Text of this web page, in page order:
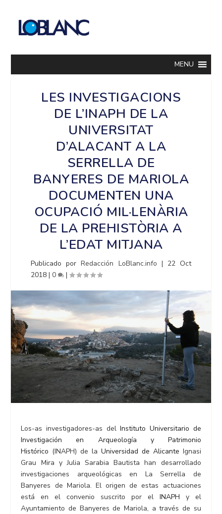
MENU
LES INVESTIGACIONS
DE L’INAPH DE LA
UNIVERSITAT
D’ALACANT A LA
SERRELLA DE
BANYERES DE MARIOLA
DOCUMENTEN UNA
OCUPACIÓ MIL·LENÀRIA
DE LA PREHISTÒRIA A
L’EDAT MITJANA
Publicado porRedacción LoBlanc.info | 22 Oct
2018 |0 |
Los-as investigadores-as delInstituto Universitario de
Investigación en Arqueología y Patrimonio
Histórico (INAPH) de la Universidad de Alicante Ignasi
Grau Mira y Julia Sarabia Bautista han desarrollado
investigaciones arqueológicas en La Serrella de
Banyeres de Mariola. El origen de estas actuaciones
está en el convenio suscrito por el INAPH y el
Ayuntamiento de Banyeres de Mariola, a través de su